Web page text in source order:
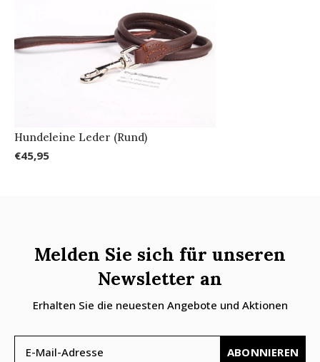
Hundeleine Leder (Rund)
€45,95
Melden Sie sich für unseren
Newsletter an
Erhalten Sie die neuesten Angebote und Aktionen
ABONNIEREN